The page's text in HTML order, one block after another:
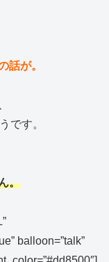
話が。
です。
。
balloon=”talk”